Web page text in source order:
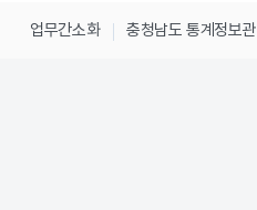
업무간소화 충청남도 통계정보관